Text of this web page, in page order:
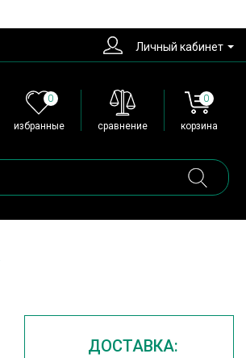
Личный кабинет
0
избранные сравнение
0
корзина
ДОСТАВКА: